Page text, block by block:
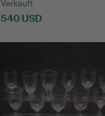
Verkauft
540 USD